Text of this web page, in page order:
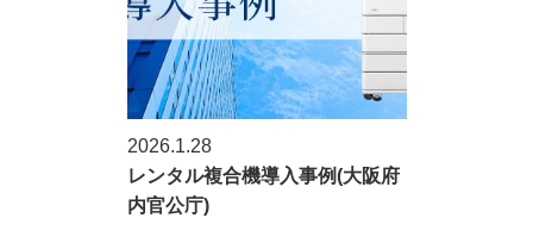
2026.1.28
レンタル複合機導入事例(大阪府
内官公庁)